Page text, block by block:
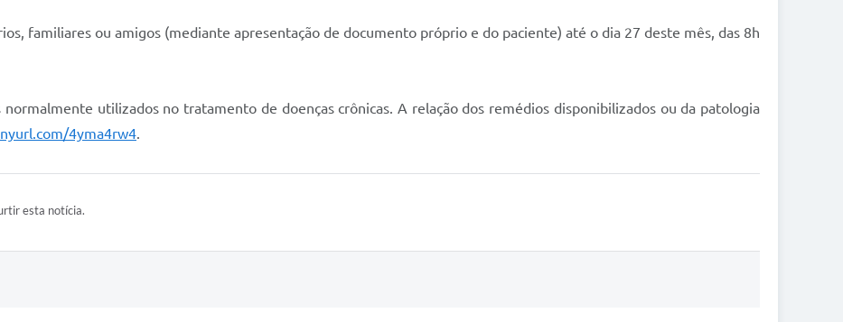
familiares ou amigos (mediante apresentação de documento próprio e do paciente) até o dia 27 deste mês, das 8h
utilizados no tratamento de doenças crônicas. A relação dos remédios disponibilizados ou da patologia
4yma4rw4.
esta notícia.